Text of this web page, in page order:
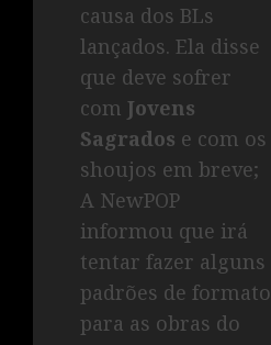
causa dos BLs
lançados. Ela disse
que deve sofrer
com Jovens
Sagrados e com os
shoujos em breve;
A NewPOP
informou que irá
tentar fazer alguns
padrões de formato
para as obras do